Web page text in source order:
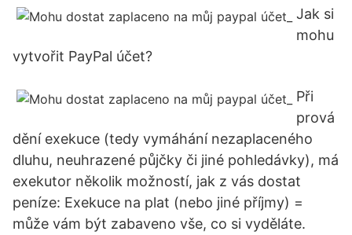
Jak si
mohu
vytvořit PayPal účet?
Při
prová
dění exekuce (tedy vymáhání nezaplaceného
dluhu, neuhrazené půjčky či jiné pohledávky), má
exekutor několik možností, jak z vás dostat
peníze: Exekuce na plat (nebo jiné příjmy) =
může vám být zabaveno vše, co si vyděláte.